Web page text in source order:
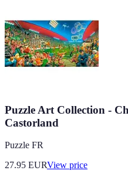
Puzzle Art Collection -
Castorland
Puzzle FR
27.95 EURView price